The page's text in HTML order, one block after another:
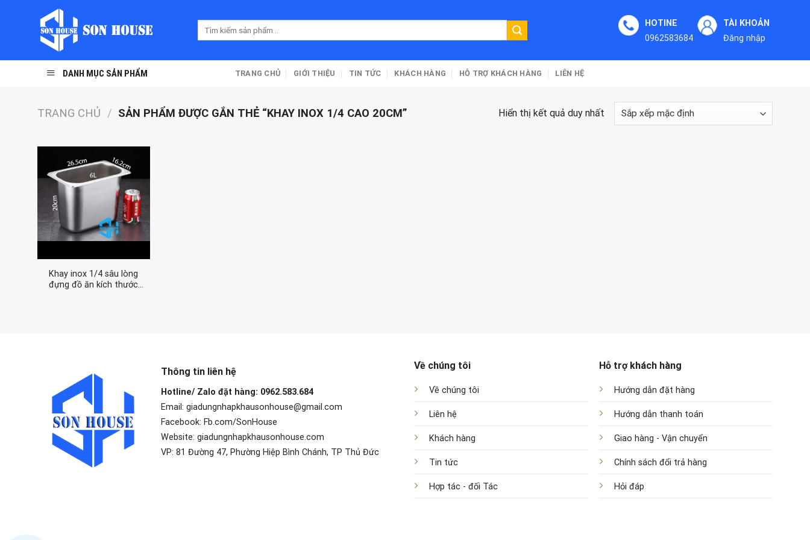
HOTINE
0962583684
TÀI KHOẢN
Đăng nhập
DANH MỤC SẢN PHẨM TRANG CHỦ GIỚI THIỆU TIN TỨC KHÁCH HÀNG HỖ TRỢ KHÁCH HÀNG LIÊN HỆ
TRANG CHỦ / SẢN PHẨM ĐƯỢC GẮN THẺ “KHAY INOX 1/4 CAO 20CM” Hiển thị kết quả duy nhất
Khay inox 1/4 sâu lòng
đựng đồ ăn kích thước
Thông tin liên hệ
Hotline/ Zalo đặt hàng: 0962.583.684
Email: giadungnhapkhausonhouse@gmail.com
Facebook: Fb.com/SonHouse
Website: giadungnhapkhausonhouse.com
VP: 81 Đường 47, Phường Hiệp Bình Chánh, TP Thủ Đức
Về chúng tôi
Về chúng tôi
Liên hệ
Khách hàng
Tin tức
Hợp tác - đối Tác
Hỗ trợ khách hàng
Hướng dẫn đặt hàng
Hướng dẫn thanh toán
Giao hàng - Vận chuyển
Chính sách đổi trả hàng
Hỏi đáp